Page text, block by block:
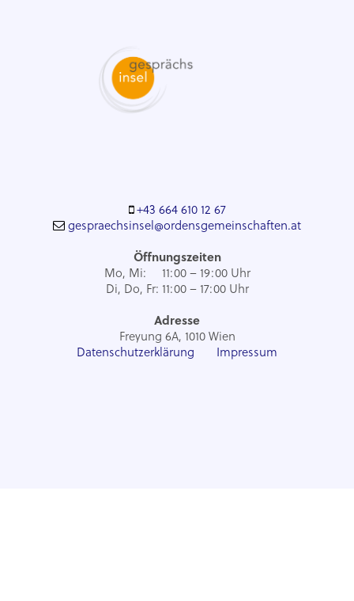
+43 664 610 12 67
gespraechsinsel@ordensgemeinschaften.at
Öffnungszeiten
Mo, Mi: 11:00 – 19:00 Uhr
Di, Do, Fr: 11:00– 17:00 Uhr
Adresse
Freyung 6A, 1010 Wien
Datenschutzerklärung
Impressum